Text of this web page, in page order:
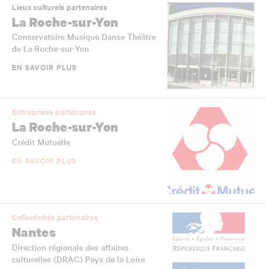
Lieux culturels partenaires
La Roche-sur-Yon
Conservatoire Musique Danse Théâtre
de La Roche-sur-Yon
EN SAVOIR PLUS
Entreprises partenaires
La Roche-sur-Yon
Crédit Mutuelle
EN SAVOIR PLUS
Collectivités partenaires
Nantes
Direction régionale des affaires
culturelles (DRAC) Pays de la Loire